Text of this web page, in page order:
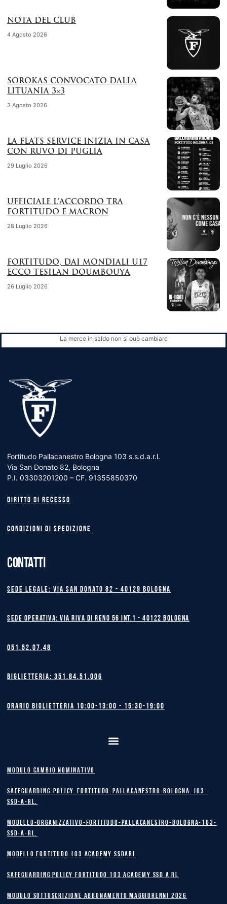
NOTA DEL CLUB
4 Agosto 2026
SOROKAS CONVOCATO DALLA
LITUANIA 3×3
3 Agosto 2026
LA FLATS SERVICE INIZIA IN CASA
CON RUVO DI PUGLIA
29 Luglio 2026
UFFICIALE L’ACCORDO TRA
FORTITUDO E MACRON
28 Luglio 2026
FORTITUDO, DAI MONDIALI U17
ECCO TESILAN DOUMBOUYA
26 Luglio 2026
La merce in saldo non si può cambiare
Fortitudo Pallacanestro Bologna 103 s.s.d.a.r.l.
Via San Donato 82, Bologna
P.I. 03303201200 – CF. 91355850370
Diritto di recesso
Condizioni di spedizione
CONTATTI
Sede legale: Via San Donato 82 - 40129 BOLOGNA
Sede operativa: Via Riva di Reno 56 int.1 - 40122 BOLOGNA
051.52.07.48
Biglietteria: 351.84.51.006
Orario biglietteria 10:00-13:00 - 15:30-19:00
MODULO CAMBIO NOMINATIVO
safeguarding-policy-Fortitudo-Pallacanestro-Bologna-103-
SSD-A-RL.
Modello-Organizzativo-Fortitudo-Pallacanestro-Bologna-103-
SSD-A-RL.
MODELLO FORTITUDO 103 ACADEMY SSDARL
safeguarding policy Fortitudo 103 Academy SSD A RL
MODULO SOTTOSCRIZIONE ABBONAMENTO MAGGIORENNI 2026